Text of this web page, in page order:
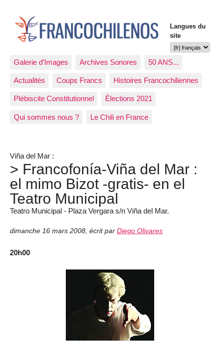
Langues du
site
Galerie d’Images Archives Sonores 50 ANS...
Actualités Coups Francs Histoires Francochiliennes
Plébiscite Constitutionnel Élections 2021
Qui sommes nous ? Le Chili en France
Viña del Mar :
> Francofonía-Viña del Mar :
el mimo Bizot -gratis- en el
Teatro Municipal
Teatro Municipal - Plaza Vergara s/n Viña del Mar.
dimanche 16 mars 2008, écrit par Diego Olivares
20h00